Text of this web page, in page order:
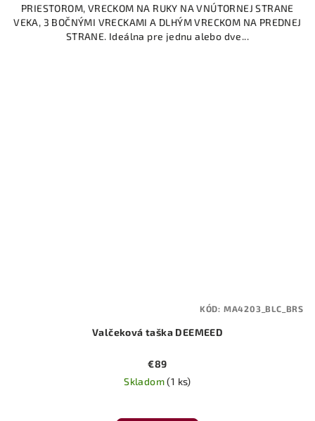
PRIESTOROM, VRECKOM NA RUKY NA VNÚTORNEJ STRANE
VEKA, 3 BOČNÝMI VRECKAMI A DLHÝM VRECKOM NA PREDNEJ
STRANE. Ideálna pre jednu alebo dve...
Valčeková taška DEEMEED
€89
Skladom(1 ks)
KÓD: MA4203_BLC_BRS